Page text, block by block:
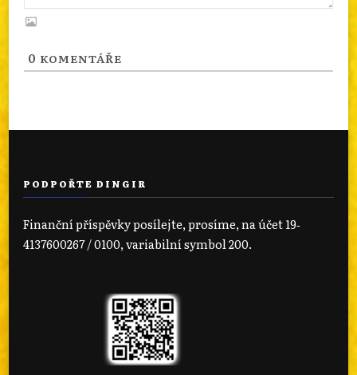
0 KOMENTÁŘE
PODPOŘTE DINGIR
Finanční příspěvky posílejte, prosíme, na účet 19‐
4137600267 / 0100, variabilní symbol 200.